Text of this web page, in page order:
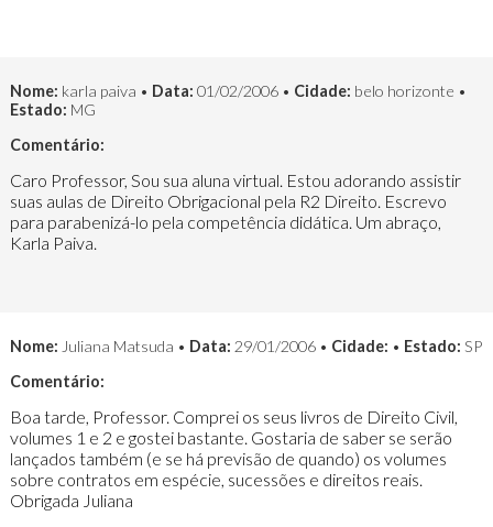
Nome: karla paiva • Data: 01/02/2006 • Cidade: belo horizonte •
Estado: MG
Comentário:
Caro Professor, Sou sua aluna virtual. Estou adorando assistir
suas aulas de Direito Obrigacional pela R2 Direito. Escrevo
para parabenizá-lo pela competência didática. Um abraço,
Karla Paiva.
Nome: Juliana Matsuda • Data: 29/01/2006 • Cidade: • Estado: SP
Comentário:
Boa tarde, Professor. Comprei os seus livros de Direito Civil,
volumes 1 e 2 e gostei bastante. Gostaria de saber se serão
lançados também (e se há previsão de quando) os volumes
sobre contratos em espécie, sucessões e direitos reais.
Obrigada Juliana